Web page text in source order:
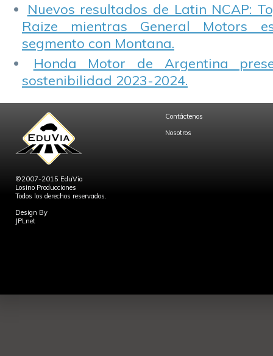
Nuevos resultados de Latin NCAP:
Raize mientras General Motors
segmento con Montana.
Honda Motor de Argentina
sostenibilidad 2023-2024.
©2007-2015 EduVia
Losino Producciones
Todos los derechos reservados.
Design By
JPLnet
Contáctenos
Nosotros